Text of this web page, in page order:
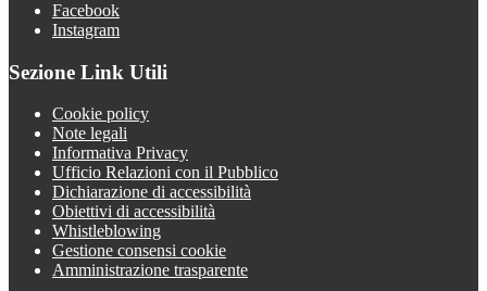
Facebook
Instagram
Sezione Link Utili
Cookie policy
Note legali
Informativa Privacy
Ufficio Relazioni con il Pubblico
Dichiarazione di accessibilità
Obiettivi di accessibilità
Whistleblowing
Gestione consensi cookie
Amministrazione trasparente